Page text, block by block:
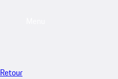
Retour